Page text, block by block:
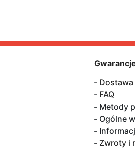
Dostawa
FAQ
Metody
Ogólne
Zwroty i